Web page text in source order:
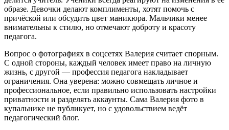
образе. Девочки делают комплименты, хотят помочь с
причёской или обсудить цвет маникюра. Мальчики менее
внимательны к стилю, но отмечают доброту и красоту
педагога.
Вопрос о фотографиях в соцсетях Валерия считает спорным.
С одной стороны, каждый человек имеет право на личную
жизнь, с другой — профессия педагога накладывает
ограничения. Она уверена: можно совмещать личное и
профессиональное, если правильно использовать настройки
приватности и разделять аккаунты. Сама Валерия фото в
купальнике не публикует, но с удовольствием ведёт
педагогический блог.